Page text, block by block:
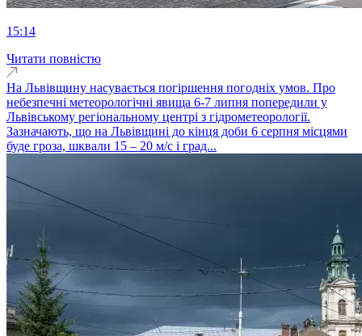
15:14
Читати повністю
На Львівщину насувається погіршення погодніх умов. Про
небезпечні метеорологічні явища 6-7 липня попередили у
Львівському регіональному центрі з гідрометеорології.
Зазначають, що на Львівщині до кінця доби 6 серпня місцями
буде гроза, шквали 15 – 20 м/с і град...